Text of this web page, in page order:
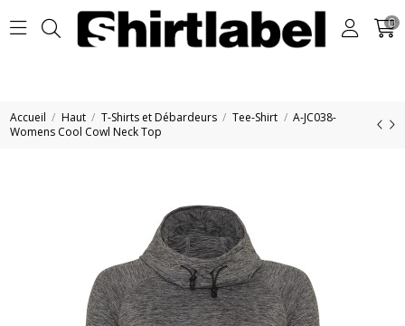
0
Accueil Haut T-Shirts et Débardeurs Tee-Shirt
A-JC038-
Womens Cool Cowl Neck Top